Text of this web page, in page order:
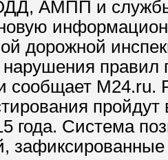
АМПП и службы
дорожной
правил
сообщает M24.ru.
года. Система